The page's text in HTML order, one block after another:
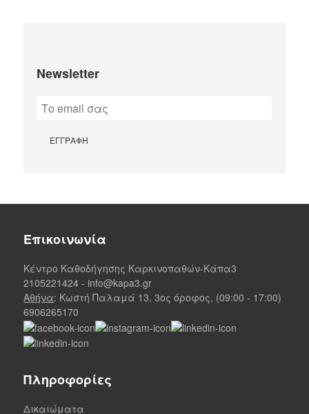
Newsletter
Επικοινωνία
Κέντρο Καθοδήγησης Καρκινοπαθών-Κάπα3
2105221424 - info@kapa3.gr
Αθήνα: Κωστή Παλαμά 13, 3ος όροφος, (09:00 - 17:00)
6906265170
Πληροφορίες
Δικαιώματα